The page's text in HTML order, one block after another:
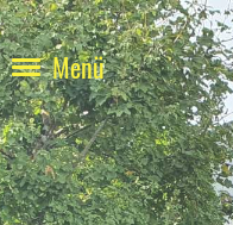
Menü